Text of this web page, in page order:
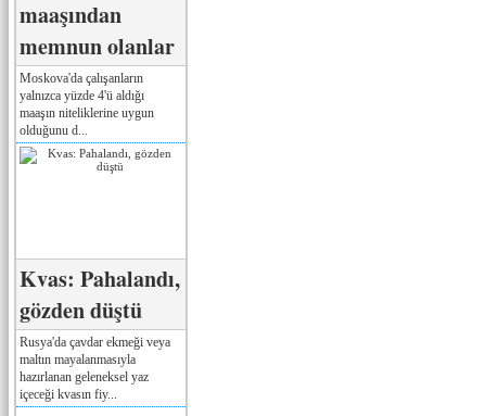
maaşından
memnun olanlar
Moskova'da çalışanların
yalnızca yüzde 4'ü aldığı
maaşın niteliklerine uygun
olduğunu d...
Kvas: Pahalandı,
gözden düştü
Rusya'da çavdar ekmeği veya
maltın mayalanmasıyla
hazırlanan geleneksel yaz
içeceği kvasın fiy...